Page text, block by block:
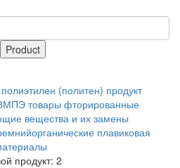
Product
полиэтилен (политен) продукт
товары фторированные
вещества и их замены
плавиковая
продукт: 2